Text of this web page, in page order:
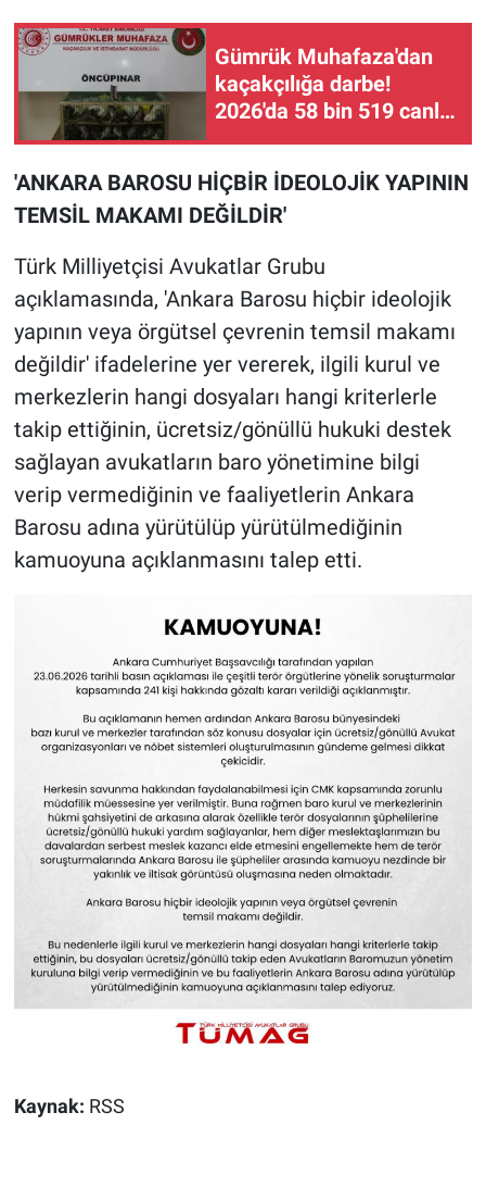
Gümrük Muhafaza'dan
kaçakçılığa darbe!
2026'da 58 bin 519 canlı
'ANKARA BAROSU HİÇBİR İDEOLOJİK YAPININ
TEMSİL MAKAMI DEĞİLDİR'
Türk Milliyetçisi Avukatlar Grubu
açıklamasında, 'Ankara Barosu hiçbir ideolojik
yapının veya örgütsel çevrenin temsil makamı
değildir' ifadelerine yer vererek, ilgili kurul ve
merkezlerin hangi dosyaları hangi kriterlerle
takip ettiğinin, ücretsiz/gönüllü hukuki destek
sağlayan avukatların baro yönetimine bilgi
verip vermediğinin ve faaliyetlerin Ankara
Barosu adına yürütülüp yürütülmediğinin
kamuoyuna açıklanmasını talep etti.
Kaynak: RSS